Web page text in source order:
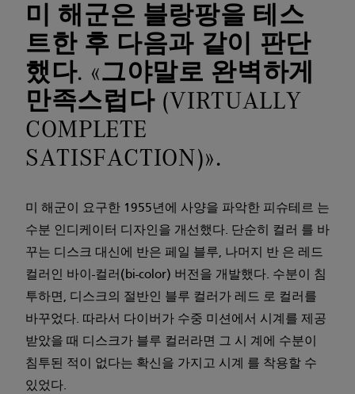
미 해군은 블랑팡을 테스
트한 후 다음과 같이 판단
했다. «그야말로 완벽하게
만족스럽다 (VIRTUALLY
COMPLETE
SATISFACTION)».
미 해군이 요구한 1955년에 사양을 파악한 피슈테르 는
수분 인디케이터 디자인을 개선했다. 단순히 컬러 를 바
꾸는 디스크 대신에 반은 페일 블루, 나머지 반 은 레드
컬러인 바이-컬러(bi-color) 버전을 개발했다. 수분이 침
투하면, 디스크의 절반인 블루 컬러가 레드 로 컬러를
바꾸었다. 따라서 다이버가 수중 미션에서 시계를 제공
받았을 때 디스크가 블루 컬러라면 그 시 계에 수분이
침투된 적이 없다는 확신을 가지고 시계 를 착용할 수
있었다.